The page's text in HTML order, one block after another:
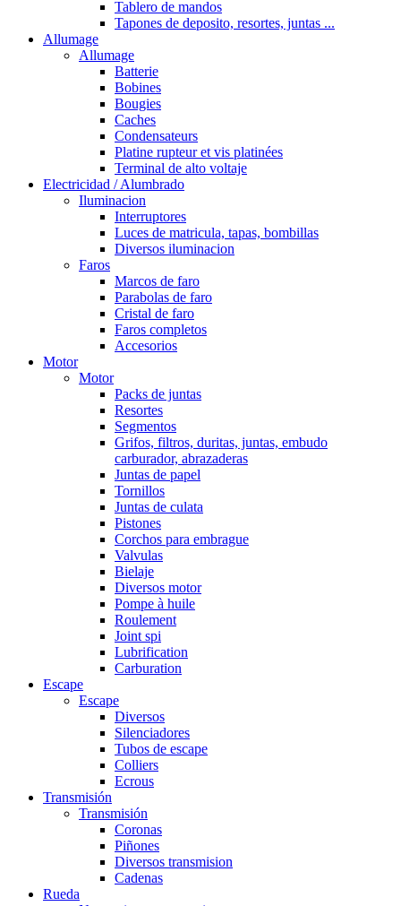
Tablero de mandos
Tapones de deposito, resortes, juntas ...
Allumage
Allumage
Batterie
Bobines
Bougies
Caches
Condensateurs
Platine rupteur et vis platinées
Terminal de alto voltaje
Electricidad / Alumbrado
Iluminacion
Interruptores
Luces de matricula, tapas, bombillas
Diversos iluminacion
Faros
Marcos de faro
Parabolas de faro
Cristal de faro
Faros completos
Accesorios
Motor
Motor
Packs de juntas
Resortes
Segmentos
Grifos, filtros, duritas, juntas, embudo
carburador, abrazaderas
Juntas de papel
Tornillos
Juntas de culata
Pistones
Corchos para embrague
Valvulas
Bielaje
Diversos motor
Pompe à huile
Roulement
Joint spi
Lubrification
Carburation
Escape
Escape
Diversos
Silenciadores
Tubos de escape
Colliers
Ecrous
Transmisión
Transmisión
Coronas
Piñones
Diversos transmision
Cadenas
Rueda